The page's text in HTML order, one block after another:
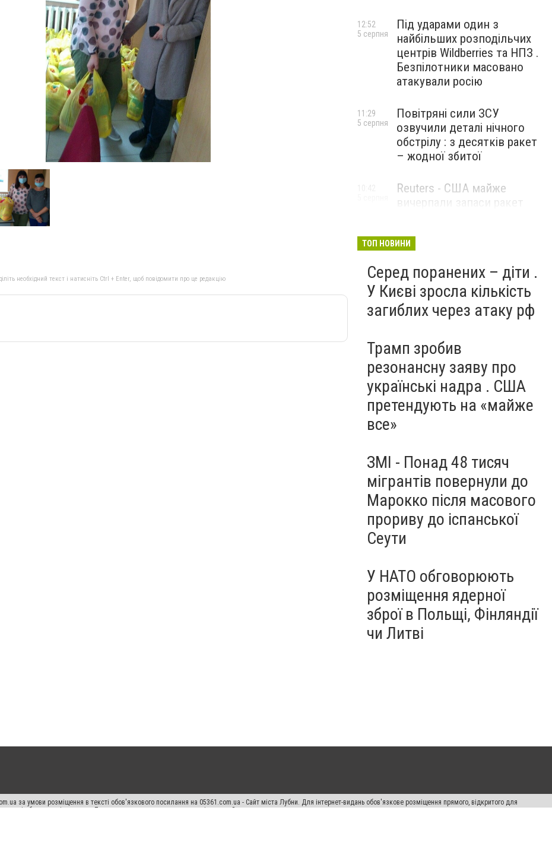
необхідний текст і натисніть Ctrl + Enter, щоб повідомити про це редакцію
Під ударами один з
найбільших розподільчих
центрів Wildberries та НПЗ .
Безпілотники масовано
атакували росію
12:52
5 серпня
Повітряні сили ЗСУ
озвучили деталі нічного
обстрілу : з десятків ракет
– жодної збитої
11:29
5 серпня
Reuters - США майже
ТОП НОВИНИ
Серед поранених – діти .
У Києві зросла кількість
загиблих через атаку рф
Трамп зробив
резонансну заяву про
українські надра . США
претендують на «майже
все»
ЗМІ - Понад 48 тисяч
мігрантів повернули до
Марокко після масового
прориву до іспанської
Сеути
У НАТО обговорюють
розміщення ядерної
зброї в Польщі, Фінляндії
чи Литві
за умови розміщення в тексті обов'язкового посилання на 05361.com.ua - Сайт міста Лубни. Для інтернет-видань обов'язкове розміщення прямого, відкритого для
тексті або в якості джерела. Порушення виняткових прав переслідується Законом.